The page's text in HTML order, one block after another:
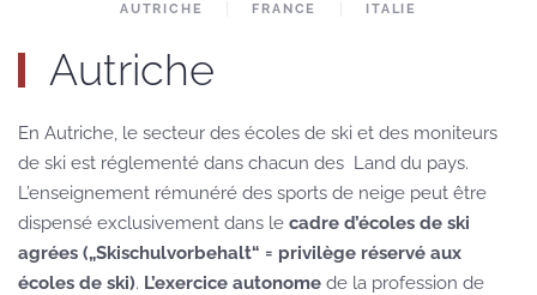
AUTRICHE FRANCE ITALIE
Autriche
En Autriche, le secteur des écoles de ski et des moniteurs
de ski est réglementé dans chacun des Land du pays.
L’enseignement rémunéré des sports de neige peut être
dispensé exclusivement dans le cadre d’écoles de ski
agrées („Skischulvorbehalt“ = privilège réservé aux
écoles de ski). L’exercice autonome de la profession de